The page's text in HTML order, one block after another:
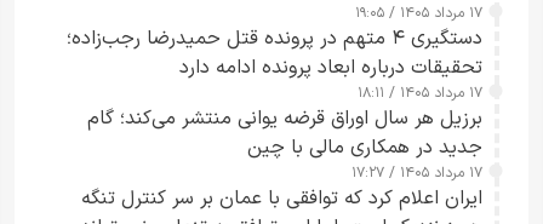
۱۷ مرداد ۱۴۰۵ / ۱۹:۰۵
دستگیری ۴ متهم در پرونده قتل حمیدرضا رجب‌زاده؛
تحقیقات درباره ابعاد پرونده ادامه دارد
۱۷ مرداد ۱۴۰۵ / ۱۸:۱۱
برزیل هر سال اوراق قرضه یوانی منتشر می‌کند؛ گام
جدید در همکاری مالی با چین
۱۷ مرداد ۱۴۰۵ / ۱۷:۲۷
ایران اعلام کرد که توافقی با عمان بر سر کنترل تنگه